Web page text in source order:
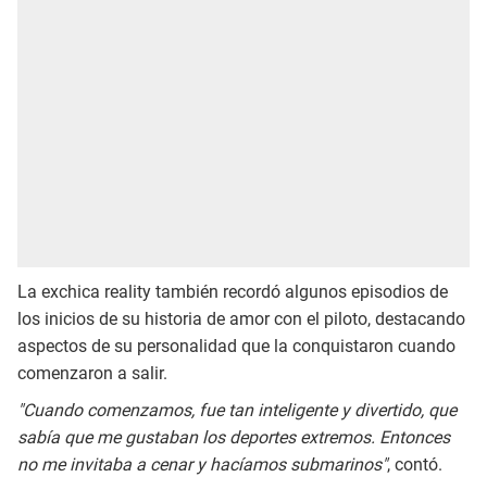
La exchica reality también recordó algunos episodios de
los inicios de su historia de amor con el piloto, destacando
aspectos de su personalidad que la conquistaron cuando
comenzaron a salir.
"Cuando comenzamos, fue tan inteligente y divertido, que
sabía que me gustaban los deportes extremos. Entonces
no me invitaba a cenar y hacíamos submarinos", contó.